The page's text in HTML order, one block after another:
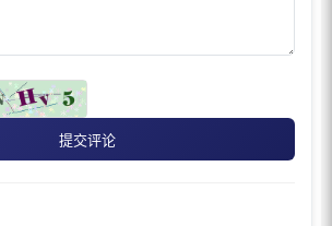
提交评论